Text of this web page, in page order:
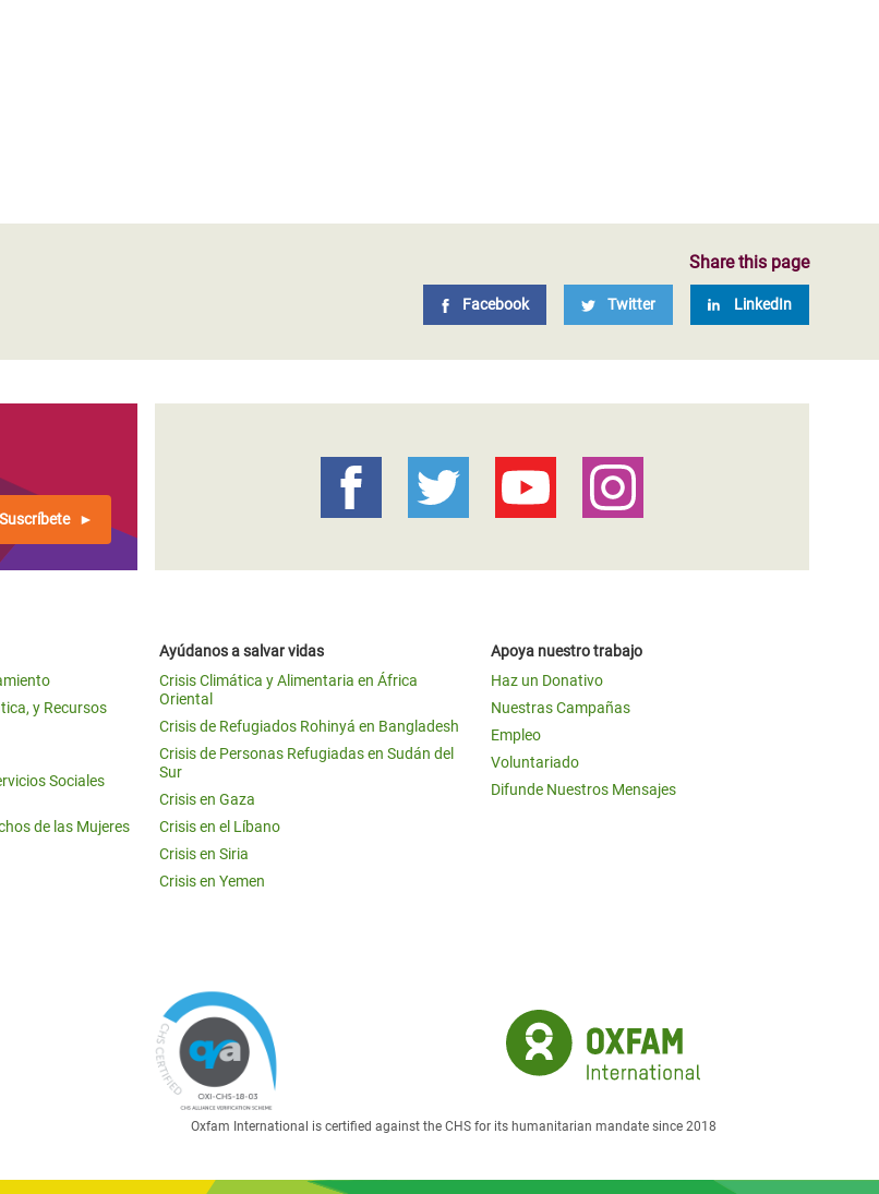
Share this page
Facebook Twitter LinkedIn
Suscríbete
y Recursos
Sociales
de las Mujeres
Ayúdanos a salvar vidas
Crisis Climática y Alimentaria en África
Oriental
Crisis de Refugiados Rohinyá en Bangladesh
Crisis de Personas Refugiadas en Sudán del
Sur
Crisis en Gaza
Crisis en el Líbano
Crisis en Siria
Crisis en Yemen
Apoya nuestro trabajo
Haz un Donativo
Nuestras Campañas
Empleo
Voluntariado
Difunde Nuestros Mensajes
Oxfam International is certified against the CHS for its humanitarian mandate since 2018